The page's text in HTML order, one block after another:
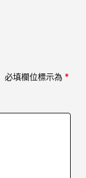
必填欄位標示為 *